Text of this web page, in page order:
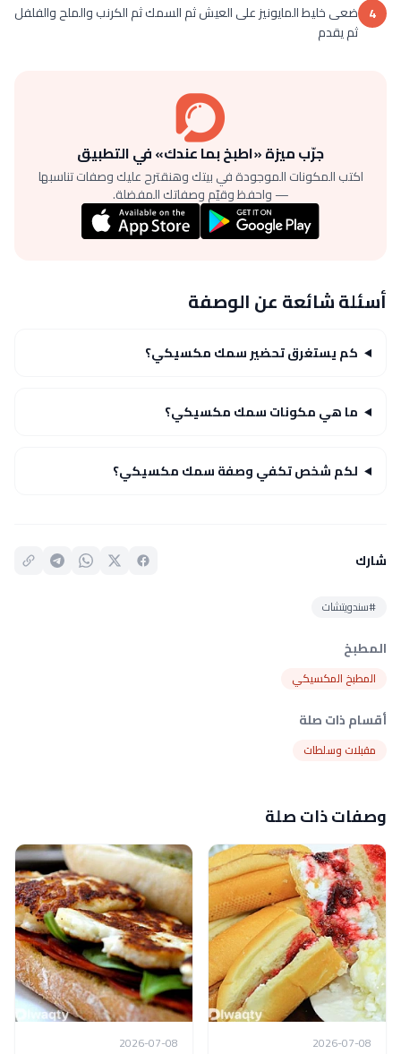
4 ضعى خليط المايونيز على العيش ثم السمك ثم الكرنب والملح والفلفل
ثم يقدم
جرّب ميزة «اطبخ بما عندك» في التطبيق
اكتب المكونات الموجودة في بيتك وهنقترح عليك وصفات تناسبها
— واحفظ وقيّم وصفاتك المفضلة.
أسئلة شائعة عن الوصفة
كم يستغرق تحضير سمك مكسيكي؟
ما هي مكونات سمك مكسيكي؟
لكم شخص تكفي وصفة سمك مكسيكي؟
شارك
#سندويتشات
المطبخ
المطبخ المكسيكي
أقسام ذات صلة
مقبلات وسلطات
وصفات ذات صلة
2026-07-08
2026-07-08